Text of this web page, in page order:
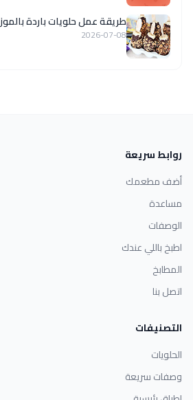
طريقة عمل حلويات باردة بالموز
2026-07-08
روابط سريعة
أضف مطعمك
مساعدة
الوصفات
اطبخ باللي عندك
المطابخ
اتصل بنا
التصنيفات
الحلويات
وصفات سريعة